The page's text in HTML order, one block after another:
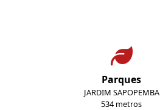
Parques
JARDIM SAPOPEMBA
534 metros